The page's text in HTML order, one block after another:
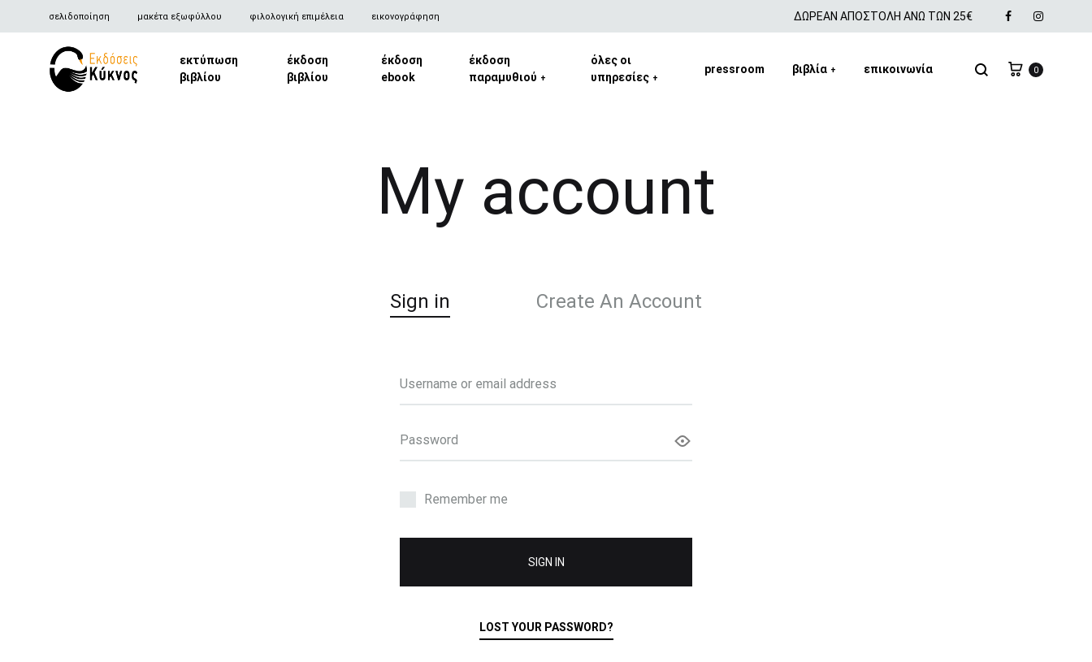
σελιδοποίηση μακέτα εξωφύλλου φιλολογική επιμέλεια εικονογράφηση ΔΩΡΕΑΝ ΑΠΟΣΤΟΛΗ ΑΝΩ ΤΩΝ 25€ Facebook
εκτύπωση
βιβλίου
έκδοση
βιβλίου
έκδοση
ebook
έκδοση
παραμυθιού +
όλες οι
υπηρεσίες +
pressroom βιβλία + επικοινωνία ΑναζήτησηCart
0
My account
Sign in Create An Account
Username or email address
Password
Remember me
SIGN IN
LOST YOUR PASSWORD?